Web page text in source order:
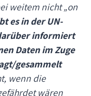
weitem nicht „on
es in der UN-
informiert
Daten im Zuge
gesammelt
wenn die
wären